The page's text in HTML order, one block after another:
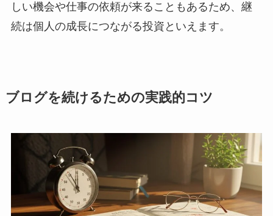
しい機会や仕事の依頼が来ることもあるため、継
続は個人の成長につながる投資といえます。
ブログを続けるための実践的コツ